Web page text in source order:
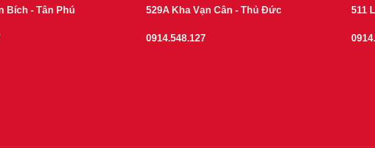
Bích - Tân Phú 529A Kha Vạn Cân - Thủ Đức
0914.548.127
511